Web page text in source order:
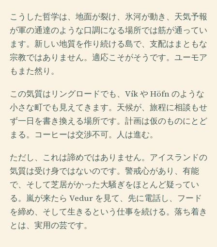
こうした哲学は、地面が裂け、氷河が動き、天気予報
が軍の通達のような口調になる場所では筋が通ってい
ます。新しい地質を作り続ける島で、支配はまともな
宗教ではありません。適応こそがそうです。ユーモア
もまた然り。
この気質はリングロードでも、Vík や Höfn のような
小さな町でも見えてきます。天候が、旅程に相談もせ
ず一日を書き換える場所です。計画は仮のものにとど
まる。コーヒーは交渉不可。人は進む。
ただし、これは諦めではありません。アイスランドの
気質は受け身ではないのです。警戒心があり、有能
で、そして芝居がかった大騒ぎをほとんど疑ってい
る。嵐が来たら Vedur を見て、先に電話し、フード
を締め、そして生きるという仕事を続ける。落ち着き
とは、実用の芸です。